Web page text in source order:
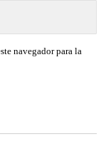
navegador para la